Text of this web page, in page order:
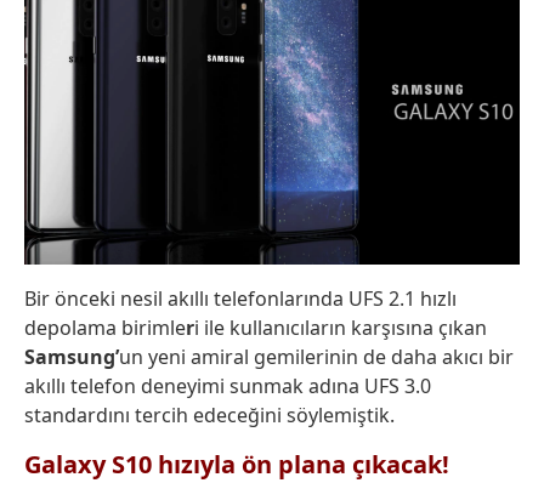
Bir önceki nesil akıllı telefonlarında UFS 2.1 hızlı
depolama birimleri ile kullanıcıların karşısına çıkan
Samsung’un yeni amiral gemilerinin de daha akıcı bir
akıllı telefon deneyimi sunmak adına UFS 3.0
standardını tercih edeceğini söylemiştik.
Galaxy S10 hızıyla ön plana çıkacak!